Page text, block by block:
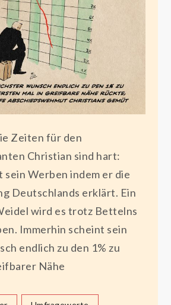
Zeiten für den
Christian sind hart:
sein Werben indem er die
Deutschlands erklärt. Ein
wird es trotz Bettelns
Immerhin scheint sein
endlich zu den 1% zu
Nähe